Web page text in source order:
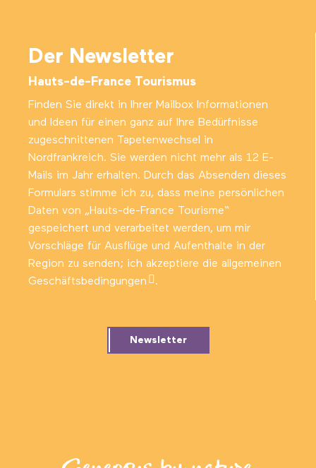
Der Newsletter
Hauts-de-France Tourismus
Finden Sie direkt in Ihrer Mailbox Informationen
und Ideen für einen ganz auf Ihre Bedürfnisse
zugeschnittenen Tapetenwechsel in
Nordfrankreich. Sie werden nicht mehr als 12 E-
Mails im Jahr erhalten. Durch das Absenden dieses
Formulars stimme ich zu, dass meine persönlichen
Daten von „Hauts-de-France Tourisme“
gespeichert und verarbeitet werden, um mir
Vorschläge für Ausflüge und Aufenthalte in der
Region zu senden; ich akzeptiere die allgemeinen
Geschäftsbedingungen
.
Newsletter